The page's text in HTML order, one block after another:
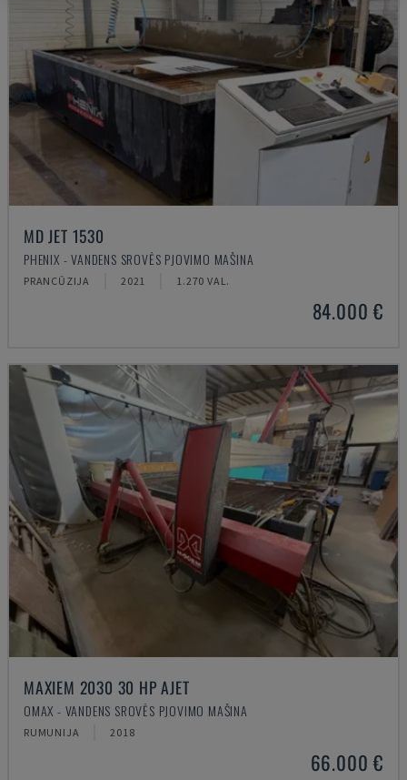
MD JET 1530
PHENIX - VANDENS SROVĖS PJOVIMO MAŠINA
PRANCŪZIJA 2021 1.270 VAL.
84.000 €
MAXIEM 2030 30 HP AJET
OMAX - VANDENS SROVĖS PJOVIMO MAŠINA
RUMUNIJA 2018
66.000 €